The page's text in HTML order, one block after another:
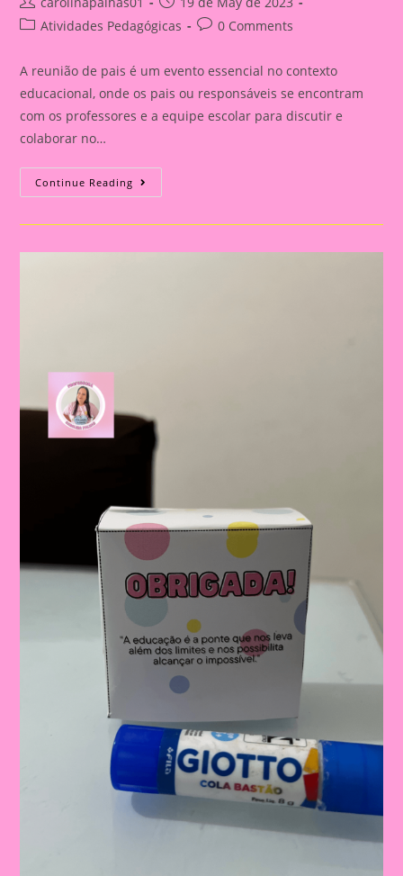
author:
published:
PostAtividades Pedagógicas
Post0 Comments
A reunião de pais é um evento essencial no contexto
educacional, onde os pais ou responsáveis se encontram
com os professores e a equipe escolar para discutir e
colaborar no…
Continue Reading Kit
Reunião
Pais